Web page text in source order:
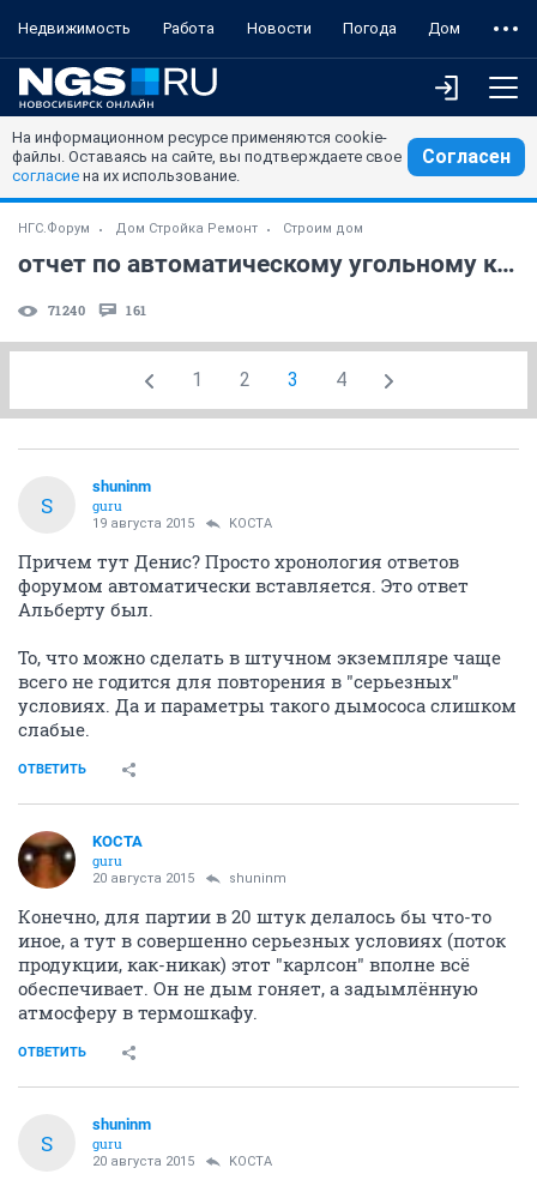
Недвижимость Работа Новости Погода Дом
На информационном ресурсе применяются cookie-
файлы. Оставаясь на сайте, вы подтверждаете свое
согласие на их использование.
Согласен
НГС.Форум Дом Стройка Ремонт Строим дом
отчет по автоматическому угольному котлу Барин
71240 161
1 2 3 4
S
shuninm
guru
19 августа 2015 KOCTA
Причем тут Денис? Просто хронология ответов
форумом автоматически вставляется. Это ответ
Альберту был.
То, что можно сделать в штучном экземпляре чаще
всего не годится для повторения в "серьезных"
условиях. Да и параметры такого дымососа слишком
слабые.
ОТВЕТИТЬ
KOCTA
guru
20 августа 2015 shuninm
Конечно, для партии в 20 штук делалось бы что-то
иное, а тут в совершенно серьезных условиях (поток
продукции, как-никак) этот "карлсон" вполне всё
обеспечивает. Он не дым гоняет, а задымлённую
атмосферу в термошкафу.
ОТВЕТИТЬ
S
shuninm
guru
20 августа 2015 KOCTA